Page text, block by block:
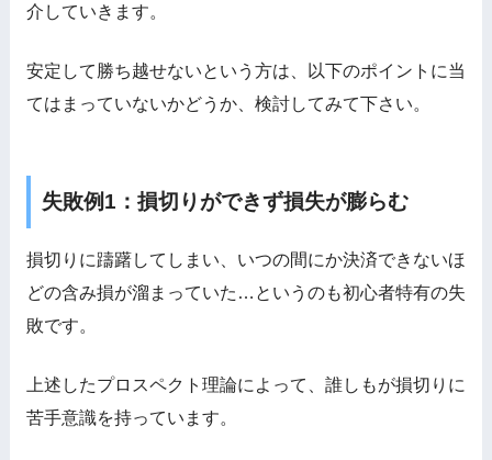
介していきます。
安定して勝ち越せないという方は、以下のポイントに当
てはまっていないかどうか、検討してみて下さい。
失敗例1：損切りができず損失が膨らむ
損切りに躊躇してしまい、いつの間にか決済できないほ
どの含み損が溜まっていた…というのも初心者特有の失
敗です。
上述したプロスペクト理論によって、誰しもが損切りに
苦手意識を持っています。